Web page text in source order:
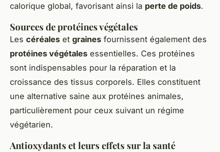
calorique global, favorisant ainsi la perte de poids.
Sources de protéines végétales
Les céréales et graines fournissent également des
protéines végétales essentielles. Ces protéines
sont indispensables pour la réparation et la
croissance des tissus corporels. Elles constituent
une alternative saine aux protéines animales,
particulièrement pour ceux suivant un régime
végétarien.
Antioxydants et leurs effets sur la santé